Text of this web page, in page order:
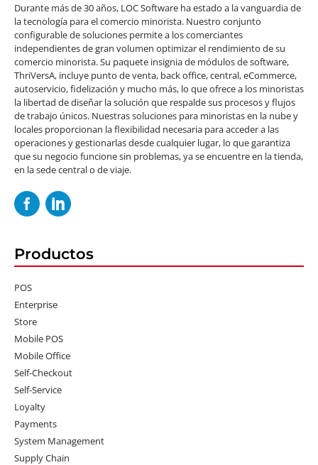
Durante más de 30 años, LOC Software ha estado a la vanguardia de
la tecnología para el comercio minorista. Nuestro conjunto
configurable de soluciones permite a los comerciantes
independientes de gran volumen optimizar el rendimiento de su
comercio minorista. Su paquete insignia de módulos de software,
ThriVersA, incluye punto de venta, back office, central, eCommerce,
autoservicio, fidelización y mucho más, lo que ofrece a los minoristas
la libertad de diseñar la solución que respalde sus procesos y flujos
de trabajo únicos. Nuestras soluciones para minoristas en la nube y
locales proporcionan la flexibilidad necesaria para acceder a las
operaciones y gestionarlas desde cualquier lugar, lo que garantiza
que su negocio funcione sin problemas, ya se encuentre en la tienda,
en la sede central o de viaje.
Productos
POS
Enterprise
Store
Mobile POS
Mobile Office
Self-Checkout
Self-Service
Loyalty
Payments
System Management
Supply Chain